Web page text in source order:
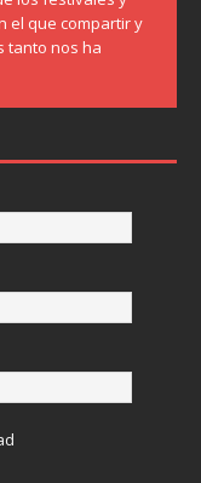
el que compartir y
tanto nos ha